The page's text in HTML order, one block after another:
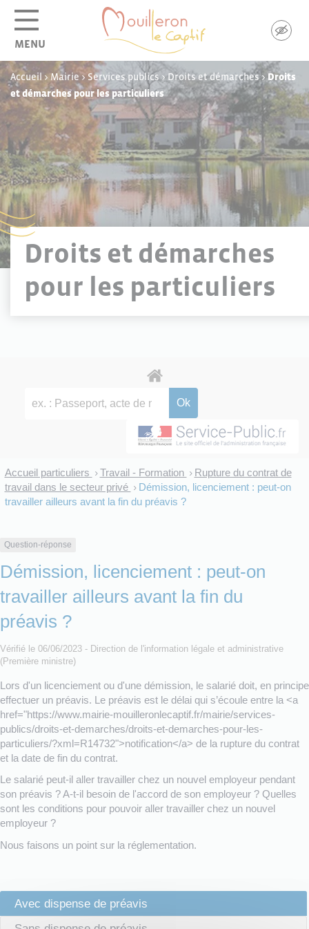
MENU
Accueil >Mairie> Services publics>Droits et démarches>Droits
et démarches pour les particuliers
Droits et démarches
pour les particuliers
Accueil particuliers > Travail - Formation > Rupture du contrat de
travail dans le secteur privé > Démission, licenciement : peut-on
travailler ailleurs avant la fin du préavis ?
Question-réponse
Démission, licenciement : peut-on
travailler ailleurs avant la fin du
préavis ?
Vérifié le 06/06/2023 - Direction de l'information légale et administrative
(Première ministre)
Lors d'un licenciement ou d'une démission, le salarié doit, en principe
effectuer un préavis. Le préavis est le délai qui s’écoule entre la <a
href="https://www.mairie-mouilleronlecaptif.fr/mairie/services-
publics/droits-et-demarches/droits-et-demarches-pour-les-
particuliers/?xml=R14732">notification</a> de la rupture du contrat
et la date de fin du contrat.
Le salarié peut-il aller travailler chez un nouvel employeur pendant
son préavis ? A-t-il besoin de l'accord de son employeur ? Quelles
sont les conditions pour pouvoir aller travailler chez un nouvel
employeur ?
Nous faisons un point sur la réglementation.
Avec dispense de préavis
Panneau de gestion des cookies